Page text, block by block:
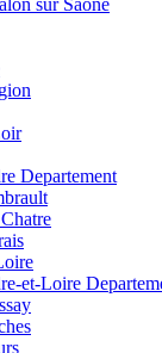
sur Saone
Departement
et-Loire